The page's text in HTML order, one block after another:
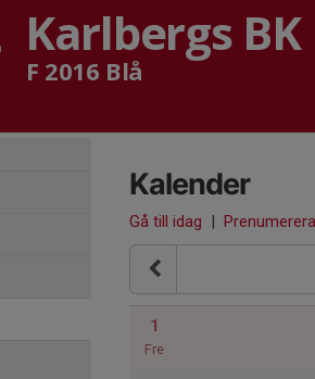
Karlbergs BK
F 2016 Blå
Kalender
Gå till idag | Prenumerera
1
Fre